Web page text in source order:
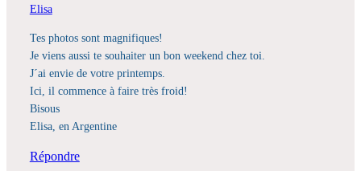
Elisa
Tes photos sont magnifiques!
Je viens aussi te souhaiter un bon weekend chez toi.
J´ai envie de votre printemps.
Ici, il commence à faire très froid!
Bisous
Elisa, en Argentine
Répondre